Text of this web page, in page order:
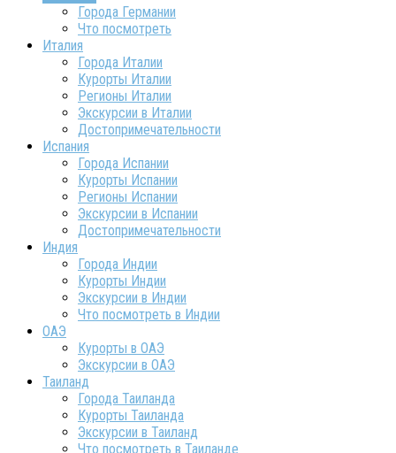
Города Германии
Что посмотреть
Италия
Города Италии
Курорты Италии
Регионы Италии
Экскурсии в Италии
Достопримечательности
Испания
Города Испании
Курорты Испании
Регионы Испании
Экскурсии в Испании
Достопримечательности
Индия
Города Индии
Курорты Индии
Экскурсии в Индии
Что посмотреть в Индии
ОАЭ
Курорты в ОАЭ
Экскурсии в ОАЭ
Таиланд
Города Таиланда
Курорты Таиланда
Экскурсии в Таиланд
Что посмотреть в Таиланде